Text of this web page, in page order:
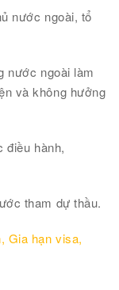
nước ngoài, tổ
nước ngoài làm
và không hưởng
điều hành,
tham dự thầu.
Gia hạn visa,